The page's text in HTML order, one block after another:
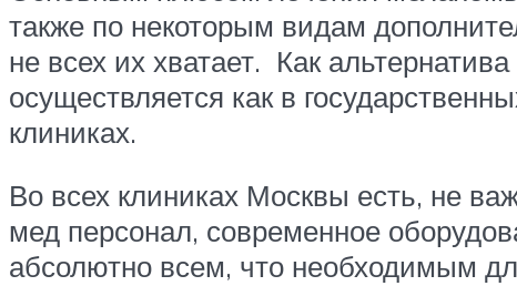
также по некоторым видам
не всех их хватает. Как
осуществляется как в
клиниках.
Во всех клиниках Москвы есть, не
мед персонал, современное
абсолютно всем, что необходимым